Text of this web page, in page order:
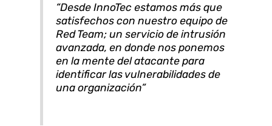
“Desde InnoTec estamos más que
satisfechos con nuestro equipo de
Red Team; un servicio de intrusión
avanzada, en donde nos ponemos
en la mente del atacante para
identificar las vulnerabilidades de
una organización”